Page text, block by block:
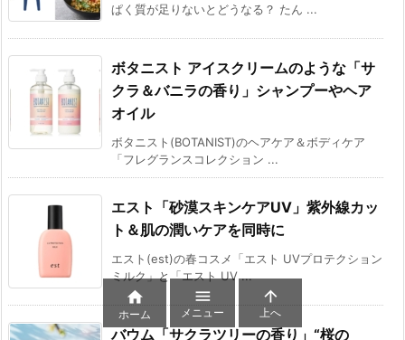
ぱく質が足りないとどうなる？ たん ...
ボタニスト アイスクリームのような「サ
クラ＆バニラの香り」シャンプーやヘア
オイル
ボタニスト(BOTANIST)のヘアケア＆ボディケア
「フレグランスコレクション ...
エスト「砂漠スキンケアUV」紫外線カッ
ト＆肌の潤いケアを同時に
エスト(est)の春コスメ「エスト UVプロテクション
ミルク」と「エスト UV ...
バウム「サクラツリーの香り」“桜の

ホーム

メニュー

上へ